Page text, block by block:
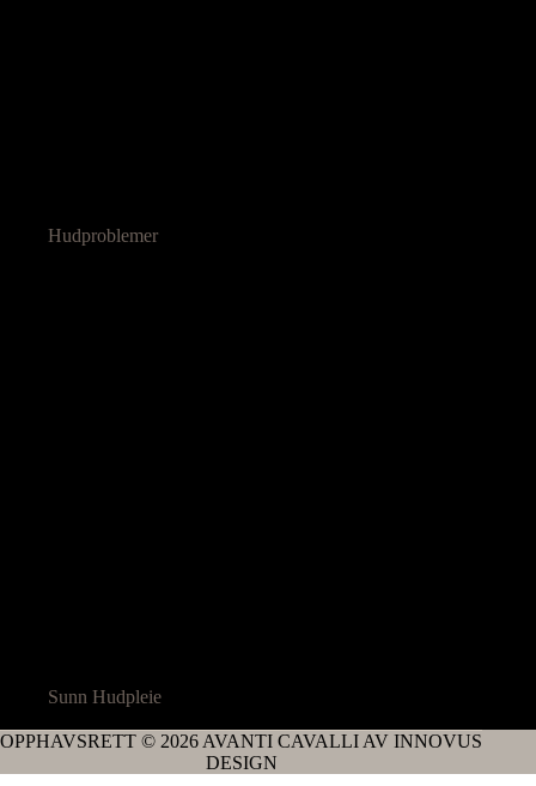
Hudproblemer
Sunn Hudpleie
OPPHAVSRETT © 2026 AVANTI CAVALLI AV INNOVUS
DESIGN